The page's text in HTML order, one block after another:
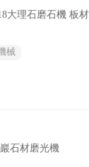
大理石磨石機 板
械
石材磨光機